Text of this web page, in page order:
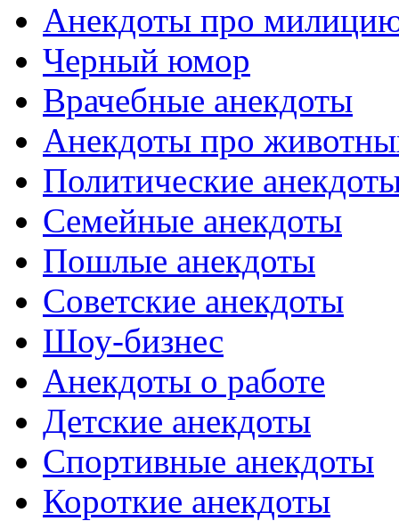
Анекдоты про
Черный юмор
Врачебные анекдоты
Анекдоты про
Политические
Семейные анекдоты
Пошлые анекдоты
Советские анекдоты
Шоу-бизнес
Анекдоты о работе
Детские анекдоты
Спортивные анекдоты
Короткие анекдоты